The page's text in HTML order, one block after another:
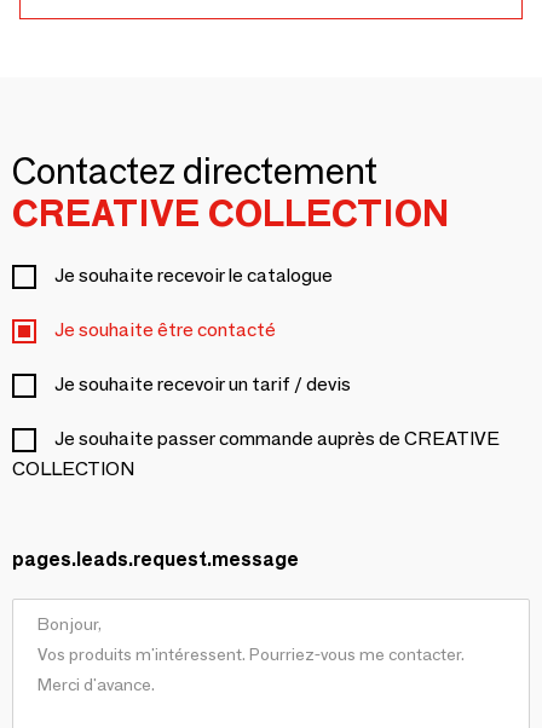
Contactez directement
CREATIVE COLLECTION
Je souhaite recevoir le catalogue
Je souhaite être contacté
Je souhaite recevoir un tarif / devis
Je souhaite passer commande auprès de CREATIVE
COLLECTION
pages.leads.request.message